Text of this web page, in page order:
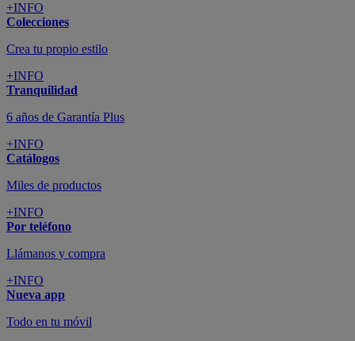
+INFO
Colecciones
Crea tu propio estilo
+INFO
Tranquilidad
6 años de Garantía Plus
+INFO
Catálogos
Miles de productos
+INFO
Por teléfono
Llámanos y compra
+INFO
Nueva app
Todo en tu móvil